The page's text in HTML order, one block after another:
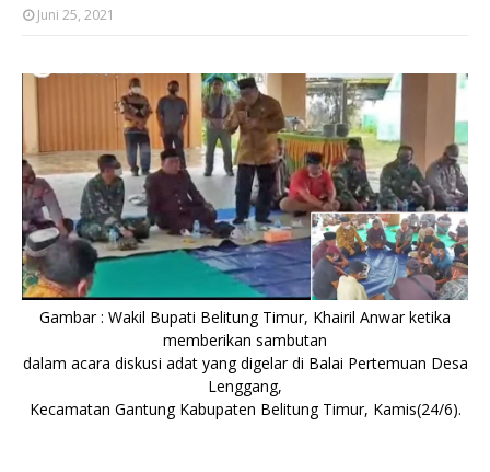
Juni 25, 2021
Gambar : Wakil Bupati Belitung Timur, Khairil Anwar ketika
memberikan sambutan
dalam acara diskusi adat yang digelar di Balai Pertemuan Desa
Lenggang,
Kecamatan Gantung Kabupaten Belitung Timur, Kamis(24/6).